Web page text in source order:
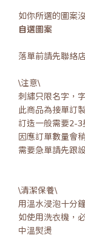
如你所選的圖案
自選圖案
落單前請先聯絡
\注意\
刺繡只限名字，
此商品為接單訂
訂造一般需要2-3
因應訂單數量會
需要急單請先跟
\清潔保養\
用溫水浸泡十分
如使用洗衣機，
中溫熨燙